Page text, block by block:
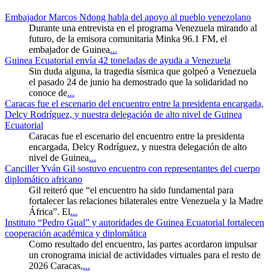
Embajador Marcos Ndong habla del apoyo al pueblo venezolano
Durante una entrevista en el programa Venezuela mirando al
futuro, de la emisora comunitaria Minka 96.1 FM, el
embajador de Guinea...
Guinea Ecuatorial envía 42 toneladas de ayuda a Venezuela
Sin duda alguna, la tragedia sísmica que golpeó a Venezuela
el pasado 24 de junio ha demostrado que la solidaridad no
conoce de...
Caracas fue el escenario del encuentro entre la presidenta encargada,
Delcy Rodríguez, y nuestra delegación de alto nivel de Guinea
Ecuatorial
Caracas fue el escenario del encuentro entre la presidenta
encargada, Delcy Rodríguez, y nuestra delegación de alto
nivel de Guinea...
Canciller Yván Gil sostuvo encuentro con representantes del cuerpo
diplomático africano
Gil reiteró que “el encuentro ha sido fundamental para
fortalecer las relaciones bilaterales entre Venezuela y la Madre
África”. El...
Instituto “Pedro Gual” y autoridades de Guinea Ecuatorial fortalecen
cooperación académica y diplomática
Como resultado del encuentro, las partes acordaron impulsar
un cronograma inicial de actividades virtuales para el resto de
2026 Caracas,...